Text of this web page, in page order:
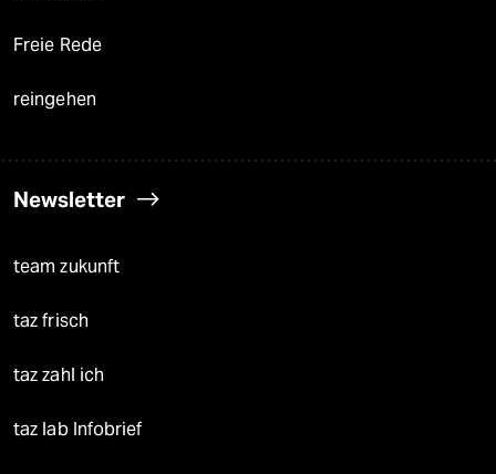
Freie Rede
reingehen
Newsletter
team zukunft
taz frisch
taz zahl ich
taz lab Infobrief